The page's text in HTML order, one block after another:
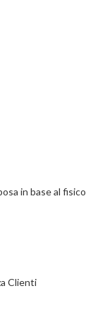
in base al fisico
Clienti